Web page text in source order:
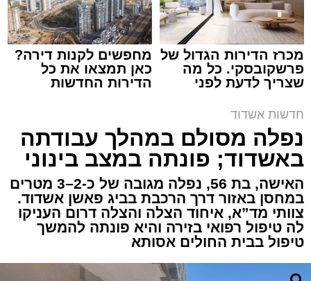
תגים: איחוד הצלה אשדוד, הצלה
אירוע דרמטי הסתיים בנס רפואי באשדוד, לאחר
שגבר בן 56 התמוטט בביתו שבאחד הרחובות
ברובע י"א בעיר, כתוצאה מאירוע פתאומי שגרם
להפסקת פעילות ליבו.
למקום הוזעקו מיד צוותי רפואה ומתנדבים של
ארגון "איחוד הצלה". החובשים והפרמדיקים
שהגיעו לזירה הבחינו כי הגבר ללא דופק וללא
הכרה, ופתחו מיידית בפעולות החייאה מתקדמות,
מכרז הדירות הגדול של
פרשקובסקי. כל מה
שצריך לדעת לפני
באשדוד
מחפשים לקנות דירה?
כאן תמצאו את כל
הדירות החדשות
חדשות אשדוד
נפלה מסולם במהלך עבודתה
באשדוד; פונתה במצב בינוני
האישה, בת 56, נפלה מגובה של כ-2–3 מטרים
במחסן באזור דרך הרכבת בביג פאשן אשדוד.
צוותי מד”א, איחוד הצלה והצלה דרום העניקו
לה טיפול רפואי בזירה והיא פונתה להמשך
טיפול בבית החולים אסותא